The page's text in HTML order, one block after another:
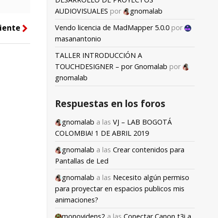
right
AUDIOVISUALES por
gnomalab
Vendo licencia de MadMapper 5.0.0 por
masanantonio
TALLER INTRODUCCIÓN A
TOUCHDESIGNER – por Gnomalab por
gnomalab
Respuestas en los foros
gnomalab a las VJ – LAB BOGOTÁ
COLOMBIA! 1 DE ABRIL 2019
gnomalab a las Crear contenidos para
Pantallas de Led
gnomalab a las Necesito algún permiso
para proyectar en espacios publicos mis
animaciones?